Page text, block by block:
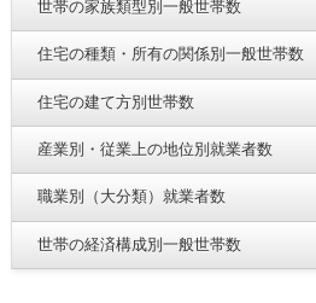
世帯の家族類型別一般世帯数
住宅の種類・所有の関係別一般世帯数
住宅の建て方別世帯数
産業別・従業上の地位別就業者数
職業別（大分類）就業者数
世帯の経済構成別一般世帯数